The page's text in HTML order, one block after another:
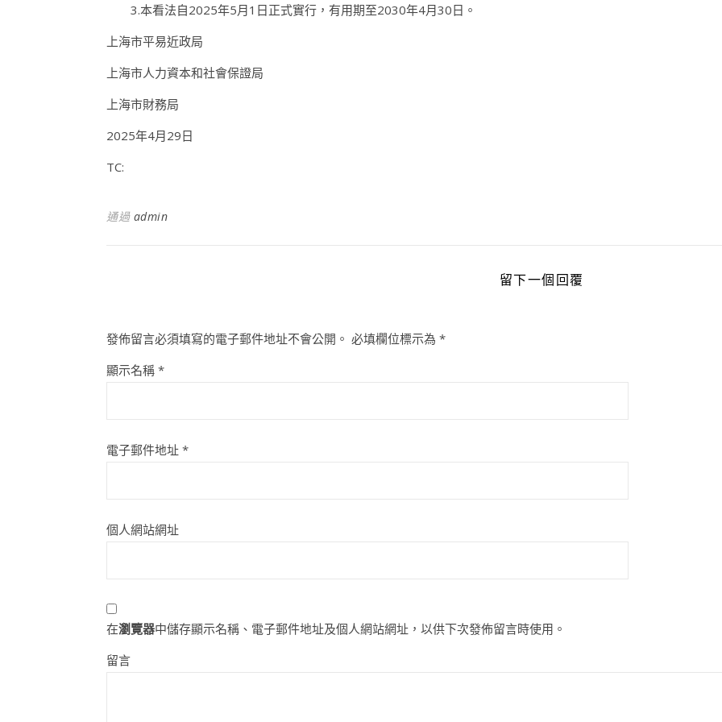
3.本看法自2025年5月1日正式實行，有用期至2030年4月30日。
上海市平易近政局
上海市人力資本和社會保證局
上海市財務局
2025年4月29日
TC:
通過 admin
留下一個回覆
發佈留言必須填寫的電子郵件地址不會公開。 必填欄位標示為 *
顯示名稱 *
電子郵件地址 *
個人網站網址
在瀏覽器中儲存顯示名稱、電子郵件地址及個人網站網址，以供下次發佈留言時使用。
留言